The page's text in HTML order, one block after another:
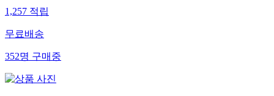
1,257 적립
무료배송
352명 구매중